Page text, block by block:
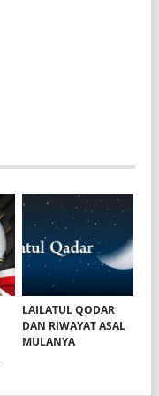
LAILATUL QODAR
DAN RIWAYAT ASAL
MULANYA